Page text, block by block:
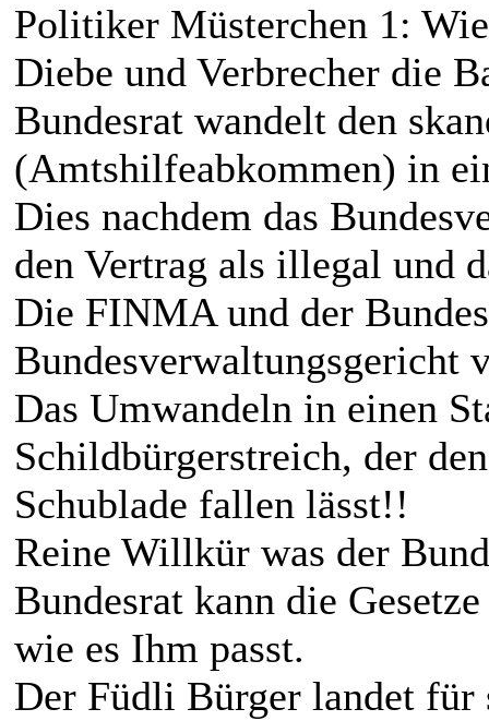
Politiker Müsterchen 1:
Diebe und Verbrecher die
Bundesrat wandelt den
(Amtshilfeabkommen) in
Dies nachdem das
den Vertrag als illegal und
Die FINMA und der
Bundesverwaltungsgericht
Das Umwandeln in einen
Schildbürgerstreich, der
Schublade fallen lässt!!
Reine Willkür was der
Bundesrat kann die
wie es Ihm passt.
Der Füdli Bürger landet